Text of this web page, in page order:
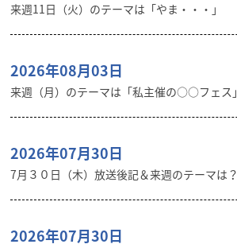
来週11日（火）のテーマは「やま・・・」
2026年08月03日
来週（月）のテーマは「私主催の○○フェス」
2026年07月30日
7月３０日（木）放送後記＆来週のテーマは？
2026年07月30日